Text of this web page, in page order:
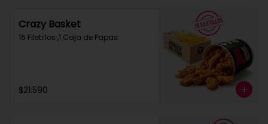
Crazy Basket
16 Filetillos ,1 Caja de Papas
$21.590